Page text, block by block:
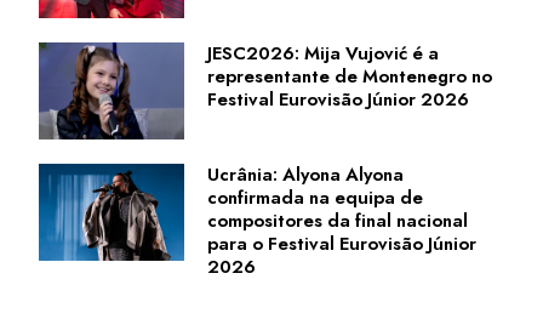
JESC2026: Mija Vujović é a
representante de Montenegro no
Festival Eurovisão Júnior 2026
Ucrânia: Alyona Alyona
confirmada na equipa de
compositores da final nacional
para o Festival Eurovisão Júnior
2026